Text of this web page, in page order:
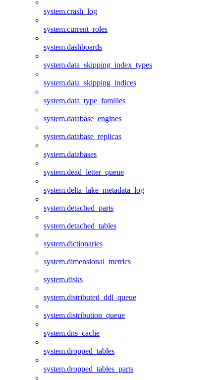
system.crash_log
system.current_roles
system.dashboards
system.data_skipping_index_types
system.data_skipping_indices
system.data_type_families
system.database_engines
system.database_replicas
system.databases
system.dead_letter_queue
system.delta_lake_metadata_log
system.detached_parts
system.detached_tables
system.dictionaries
system.dimensional_metrics
system.disks
system.distributed_ddl_queue
system.distribution_queue
system.dns_cache
system.dropped_tables
system.dropped_tables_parts